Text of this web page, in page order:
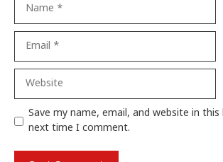
Website
Save my name, email, and website in
next time I comment.